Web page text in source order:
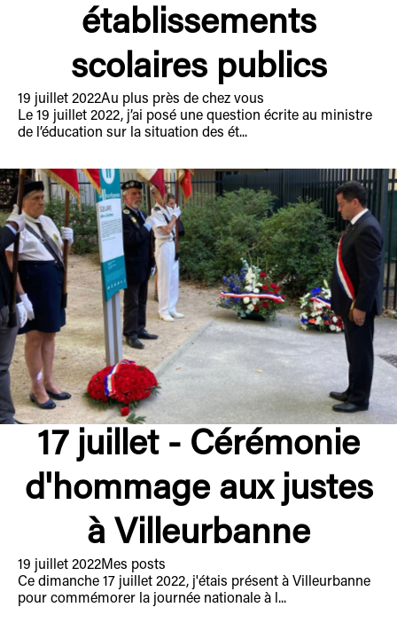
établissements
scolaires publics
19 juillet 2022Au plus près de chez vous
Le 19 juillet 2022, j’ai posé une question écrite au ministre
de l’éducation sur la situation des ét...
17 juillet - Cérémonie
d'hommage aux justes
à Villeurbanne
19 juillet 2022Mes posts
Ce dimanche 17 juillet 2022, j'étais présent à Villeurbanne
pour commémorer la journée nationale à l...